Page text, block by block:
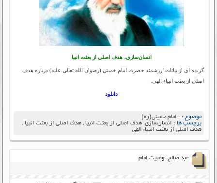
انسان‌سازی، هدف اصلی از بعثت انبیا
گزیده ای از بیانات ارزشمند حضرت امام خمینی (رضوان الله تعالی علیه) درباره هدف
اصلی از بعثت انبیاء الهی.
دانلود
موضوع :-امام خمینی(ره)
برچسب ها : انسان‌سازی، هدف اصلی از بعثت انبیا ,هدف اصلی از بعثت انبیا ,
هدف اصلی از بعثت انبیاء الهی
عبد صالح-وصیت امام